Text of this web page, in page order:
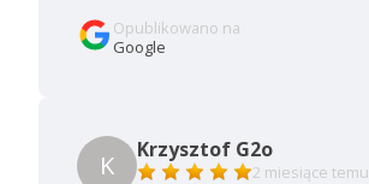
Opublikowano na
Google
K Krzysztof G2o
2 miesiące temu